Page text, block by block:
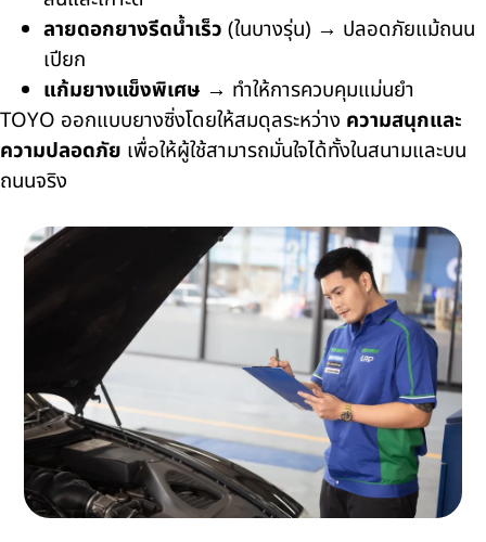
ลายดอกยางรีดน้ำเร็ว (ในบางรุ่น) → ปลอดภัยแม้ถนน
เปียก
แก้มยางแข็งพิเศษ → ทำให้การควบคุมแม่นยำ
TOYO ออกแบบยางซิ่งโดยให้สมดุลระหว่าง ความสนุกและ
ความปลอดภัย เพื่อให้ผู้ใช้สามารถมั่นใจได้ทั้งในสนามและบน
ถนนจริง